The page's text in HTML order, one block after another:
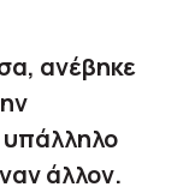
ανέβηκε
υπάλληλο
άλλον.